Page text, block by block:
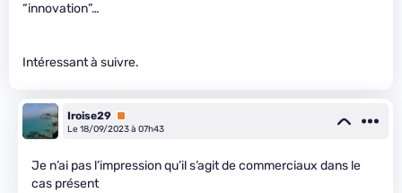
“innovation”…
Intéressant à suivre.
Iroise29 Premium
Le 18/09/2023 à 07h43
Je n’ai pas l’impression qu’il s’agit de commerciaux dans le
cas présent